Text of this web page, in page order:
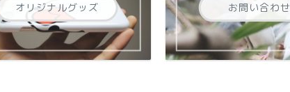
オリジナルグッズ お問い合わせ